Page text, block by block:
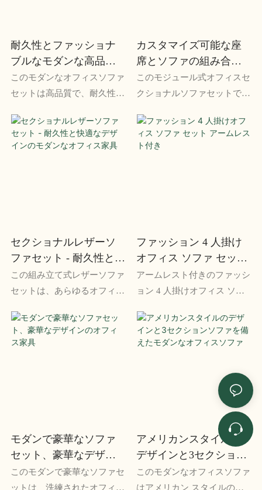
耐久性とファッショナ
ブルなモダンな高品質
オフィスソファセット
このモダンなオフィスソファ
セットは高品質で、耐久性と
たファッショナブルなデザイ
ンが特徴です。 現代的なオ
カスタマイズ可能な座
席とソファの組み合わ
せを備えたモジュール
式オフィスセクショナ
このモジュール式オフィスセ
クショナルソファセットで
に合わせて座席とソファの組
み合わせをカスタマイズでき
セクショナルレザーソ
ファセット - 耐久性と快
適なデザインのモダン
なオフィス家具
この組み立て式レザーソファ
セットは、あらゆるオフィス
モダンなアクセントを加えま
す。 耐久性と快適なデザイ
ファッション 4 人掛け
オフィス ソファ セット
アームレスト付き
アームレスト付きのファッシ
ョン 4 人掛けオフィス ソフ
にスタイリッシュで快適な座
席オプションです。 4 つの座
スペースとサポートを提供し
モダンで豪華なソファ
セット、豪華なデザイ
ンのオフィス家具
このモダンで豪華なソファセ
ットは、洗練されたオフィス
アメリカンスタイルの
デザインと3セクション
ソファを備えたモダン
なオフィスソファ
このモダンなオフィスソファ
はアメリカン スタイルのデ